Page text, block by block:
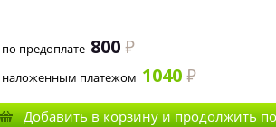
по предоплате 800
наложенным платежом 1040
Добавить в корзину и продолжить